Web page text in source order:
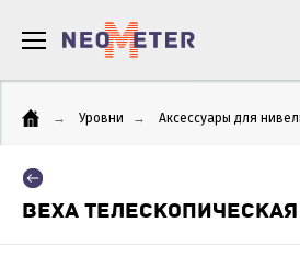
→ Уровни → Аксессуары для
ВЕХА ТЕЛЕСКОПИЧЕСКАЯ